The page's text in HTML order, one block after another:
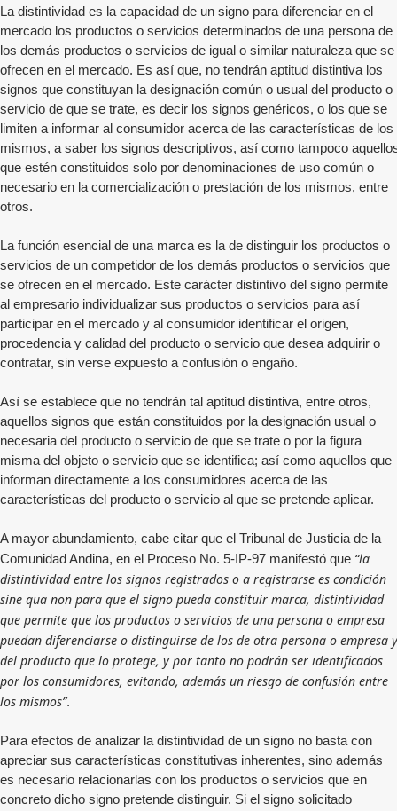
La distintividad es la capacidad de un signo para diferenciar en el
mercado los productos o servicios determinados de una persona de
los demás productos o servicios de igual o similar naturaleza que se
ofrecen en el mercado. Es así que, no tendrán aptitud distintiva los
signos que constituyan la designación común o usual del producto o
servicio de que se trate, es decir los signos genéricos, o los que se
limiten a informar al consumidor acerca de las características de los
mismos, a saber los signos descriptivos, así como tampoco
que estén constituidos solo por denominaciones de uso común o
necesario en la comercialización o prestación de los mismos, entre
otros.
La función esencial de una marca es la de distinguir los productos o
servicios de un competidor de los demás productos o servicios que
se ofrecen en el mercado. Este carácter distintivo del signo permite
al empresario individualizar sus productos o servicios para así
participar en el mercado y al consumidor identificar el origen,
procedencia y calidad del producto o servicio que desea adquirir o
contratar, sin verse expuesto a confusión o engaño.
Así se establece que no tendrán tal aptitud distintiva, entre otros,
aquellos signos que están constituidos por la designación usual o
necesaria del producto o servicio de que se trate o por la figura
misma del objeto o servicio que se identifica; así como aquellos que
informan directamente a los consumidores acerca de las
características del producto o servicio al que se pretende aplicar.
A mayor abundamiento, cabe citar que el Tribunal de Justicia de la
Comunidad Andina, en el Proceso No. 5-IP-97 manifestó que “la
distintividad entre los signos registrados o a registrarse es condición
sine qua non para que el signo pueda constituir marca, distintividad
que permite que los productos o servicios de una persona o empresa
puedan diferenciarse o distinguirse de los de otra persona o empresa y
del producto que lo protege, y por tanto no podrán ser identificados
por los consumidores, evitando, además un riesgo de confusión entre
los mismos”.
Para efectos de analizar la distintividad de un signo no basta con
apreciar sus características constitutivas inherentes, sino además
es necesario relacionarlas con los productos o servicios que en
concreto dicho signo pretende distinguir. Si el signo solicitado